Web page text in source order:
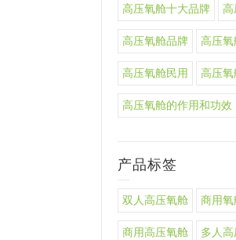
高压氧舱十大品牌 高
高压氧舱品牌 高压氧
高压氧舱民用 高压
高压氧舱的作用和功效
产品标签
双人高压氧舱 商用氧
商用高压氧舱 多人